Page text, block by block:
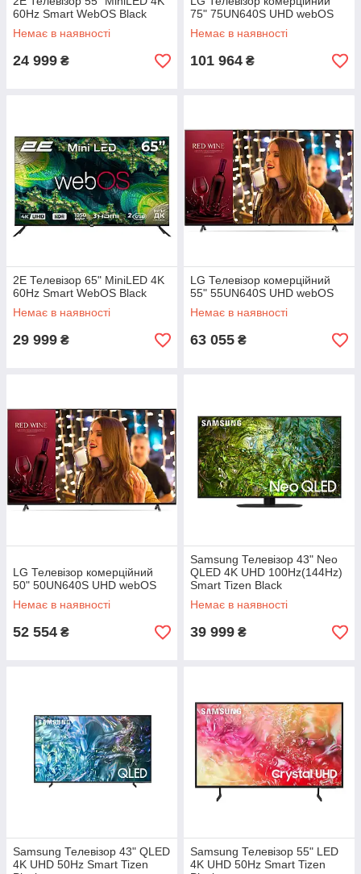
60Hz Smart WebOS Black
Немає в наявності
24 999 ₴
75" 75UN640S UHD webOS
Немає в наявності
101 964 ₴
2E Телевізор 65" MiniLED 4K
60Hz Smart WebOS Black
Немає в наявності
29 999 ₴
LG Телевізор комерційний
55" 55UN640S UHD webOS
Немає в наявності
63 055 ₴
LG Телевізор комерційний
50" 50UN640S UHD webOS
Немає в наявності
52 554 ₴
Samsung Телевізор 43" Neo
QLED 4K UHD 100Hz(144Hz)
Smart Tizen Black
Немає в наявності
39 999 ₴
Samsung Телевізор 43" QLED
4K UHD 50Hz Smart Tizen
Samsung Телевізор 55" LED
4K UHD 50Hz Smart Tizen